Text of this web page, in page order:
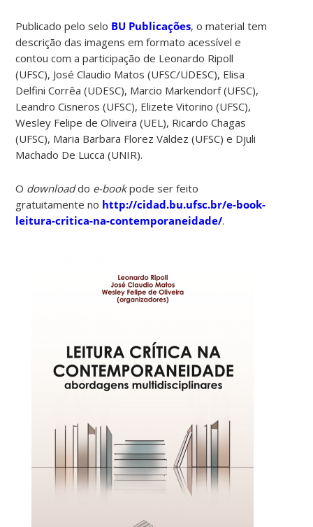
Publicado pelo selo BU Publicações, o material tem
descrição das imagens em formato acessível e
contou com a participação de Leonardo Ripoll
(UFSC), José Claudio Matos (UFSC/UDESC), Elisa
Delfini Corrêa (UDESC), Marcio Markendorf (UFSC),
Leandro Cisneros (UFSC), Elizete Vitorino (UFSC),
Wesley Felipe de Oliveira (UEL), Ricardo Chagas
(UFSC), Maria Barbara Florez Valdez (UFSC) e Djuli
Machado De Lucca (UNIR).
O downloaddo e-bookpode ser feito
gratuitamente no http://cidad.bu.ufsc.br/e-book-
leitura-critica-na-contemporaneidade/.